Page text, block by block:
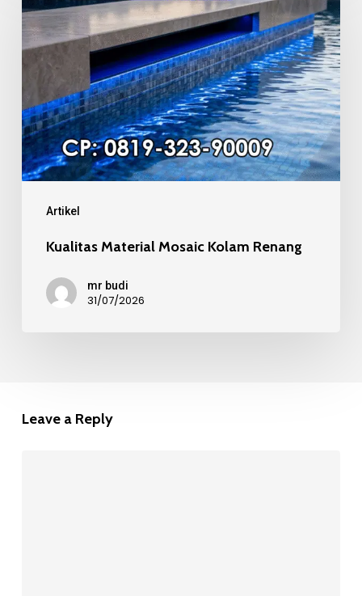
Artikel
Material
Mosaic
Kolam
Renang
Kualitas Material Mosaic Kolam Renang
mr budi
31/07/2026
Leave a Reply